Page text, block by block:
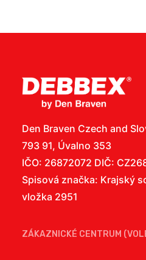
Den Braven Czech and
793 91, Úvalno 353
IČO: 26872072 DIČ:
Spisová značka: Krajský
vložka 2951
ZÁKAZNICKÉ CENTRUM